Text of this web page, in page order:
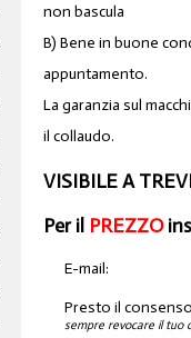
non bascula
B) Bene in buone
appuntamento.
La garanzia sul
il collaudo.
VISIBILE A
Per il PREZZO
E-mail:
Presto il
sempre revocare il tuo